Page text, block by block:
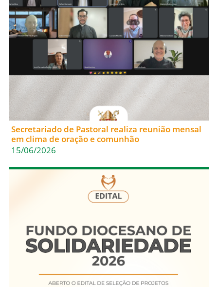
Secretariado de Pastoral realiza reunião mensal
em clima de oração e comunhão
15/06/2026